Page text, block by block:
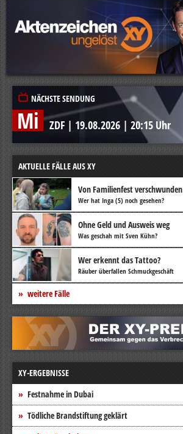
NÄCHSTE SENDUNG
Mi ZDF | 19.08.2026 | 20:15 Uhr
AKTUELLE FÄLLE AUS XY
Von Familienfest verschwunden
Wer hat Inga (5) noch gesehen?
Ohne Geld und Ausweis weg
Was geschah mit Sven Kühn?
Wer erkennt das Tattoo?
Räuber überfallen Schmuckgeschäft
weitere Fälle
XY-ERGEBNISSE
Festnahme in Dubai
Tödliche Brandstiftung geklärt